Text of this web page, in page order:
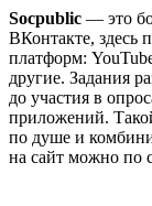
Socpublic — это
ВКонтакте, здесь
платформ:
другие. Задания
до участия в
приложений.
по душе и
на сайт можно по